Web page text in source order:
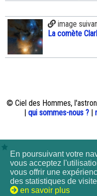
image
La comète
© Ciel des Hommes,
| qui sommes-nous ? |
En poursuivant votre
vous acceptez
vous offrir une
des statistiques de
en savoir plus